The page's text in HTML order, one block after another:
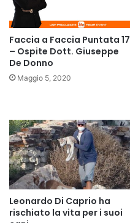
Faccia a Faccia Puntata 17
– Ospite Dott. Giuseppe
De Donno
Maggio 5, 2020
Leonardo Di Caprio ha
rischiato la vita per i suoi